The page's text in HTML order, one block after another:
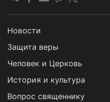
Новости
Защита веры
Человек и Церковь
История и культура
Вопрос священнику